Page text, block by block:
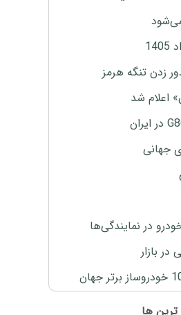
زدن تنگه هرمز
اعلام شد
جهانی
بازار
ها